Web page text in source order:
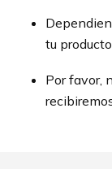
tu
Por favor,